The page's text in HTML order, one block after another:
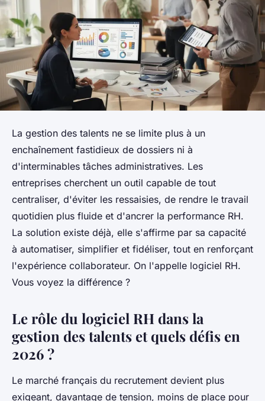
La gestion des talents ne se limite plus à un
enchaînement fastidieux de dossiers ni à
d'interminables tâches administratives. Les
entreprises cherchent un outil capable de tout
centraliser, d'éviter les ressaisies, de rendre le travail
quotidien plus fluide et d'ancrer la performance RH.
La solution existe déjà, elle s'affirme par sa capacité
à automatiser, simplifier et fidéliser, tout en renforçant
l'expérience collaborateur. On l'appelle logiciel RH.
Vous voyez la différence ?
Le rôle du logiciel RH dans la
gestion des talents et quels défis en
2026 ?
Le marché français du recrutement devient plus
exigeant, davantage de tension, moins de place pour